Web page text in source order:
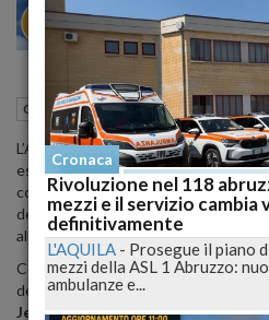
MILANO
Cronaca L'Aquila (AQ) 24 Giugno
L’Aquila è in lutto per la scomparsa di
esponente delsocialismo locale,
comunale. Nato aCelano86 anni fa,
decenni nella sua città, dedicandosi
alla
culturae allaspiritualità.
Corriere ha lasciato un segno
dell’associazione e del premio
Jenca”, ideati per valorizzare il
Cronaca
Rivoluzione nel 118
mezzi e il servizio cambia
definitivamente
L'AQUILA - Prosegue il piano
mezzi della ASL 1 Abruzzo:
ambulanze e...